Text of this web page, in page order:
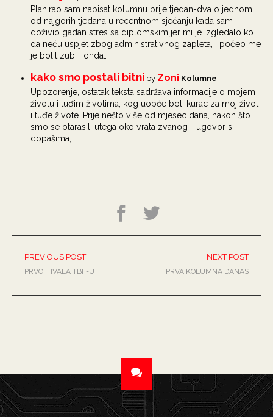
Planirao sam napisat kolumnu prije tjedan-dva o jednom
od najgorih tjedana u recentnom sjećanju kada sam
doživio gadan stres sa diplomskim jer mi je izgledalo ko
da neću uspjet zbog administrativnog zapleta, i počeo me
je bolit zub, i onda…
kako smo postali bitni by Zoni Kolumne
Upozorenje, ostatak teksta sadržava informacije o mojem
životu i tuđim životima, kog uopće boli kurac za moj život
i tuđe živote. Prije nešto više od mjesec dana, nakon što
smo se otarasili utega oko vrata zvanog - ugovor s
dopašima,…
PREVIOUS POST
PRVO, HVALA TBF-U
NEXT POST
PRVA KOLUMNA DANAS